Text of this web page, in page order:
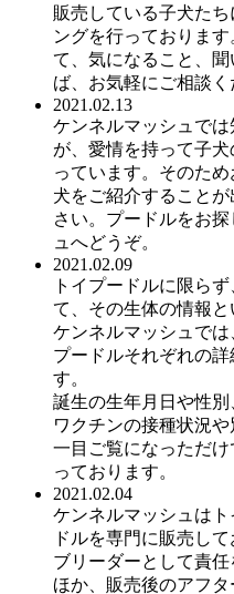
販売している子犬た
ングを行っておりま
て、気になること、
ば、お気軽にご相談く
2021.02.13
ケンネルマッシュで
が、愛情を持って子
っています。そのた
犬をご紹介すること
さい。プードルをお
ュへどうぞ。
2021.02.09
トイプードルに限ら
て、その生体の情報と
ケンネルマッシュで
プードルそれぞれの
す。
誕生の生年月日や性別
ワクチンの接種状況や
一目ご覧になっただ
っております。
2021.02.04
ケンネルマッシュは
ドルを専門に販売し
ブリーダーとして責
ほか、販売後のアフ